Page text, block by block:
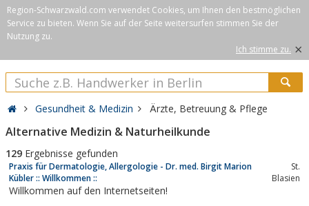
Region-Schwarzwald.com verwendet Cookies, um Ihnen den bestmöglichen
Service zu bieten. Wenn Sie auf der Seite weitersurfen stimmen Sie der
Nutzung zu.
Ich stimme zu. ×
Gesundheit & Medizin Ärzte, Betreuung & Pflege
Alternative Medizin & Naturheilkunde
129 Ergebnisse gefunden
Praxis für Dermatologie, Allergologie - Dr. med. Birgit Marion
Kübler :: Willkommen ::
St.
Blasien
Willkommen auf den Internetseiten!